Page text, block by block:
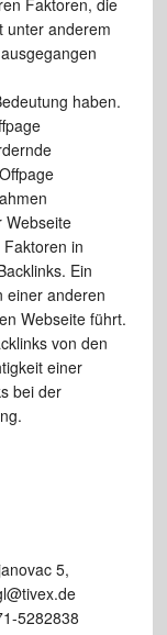
unter anderem
haben.
Webseite
in
Ein
einer anderen
Webseite führt.
von den
einer
bei der
5,
5282838